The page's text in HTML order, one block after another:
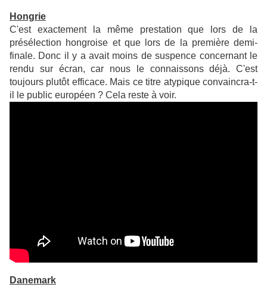
Hongrie
C'est exactement la même prestation que lors de la
présélection hongroise et que lors de la première demi-
finale. Donc il y a avait moins de suspence concernant le
rendu sur écran, car nous le connaissons déjà. C'est
toujours plutôt efficace. Mais ce titre atypique convaincra-t-
il le public européen ? Cela reste à voir.
Danemark